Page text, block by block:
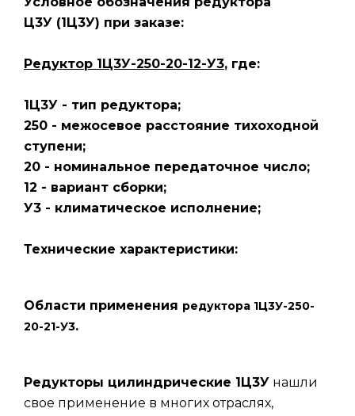
Ц3У (1Ц3У) при заказе:
Редуктор 1Ц3У-250-20-12-У3, где:
1Ц3У - тип редуктора;
250 - межосевое расстояние тихоходной
ступени;
20 - номинальное передаточное число;
12 - вариант сборки;
У3 - климатическое исполнение;
Технические характеристики:
Области применения редуктора 1Ц3У-250-
20-21-У3.
Редукторы цилиндрические 1Ц3У нашли
свое применение в многих отраслях,